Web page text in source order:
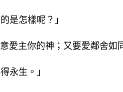
是怎樣呢？」
愛主你的神；又要愛鄰舍如
永生。」